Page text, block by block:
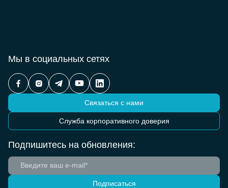
Мы в социальных сетях
Связаться с нами
Служба корпоративного доверия
Подпишитесь на обновления:
Подписаться